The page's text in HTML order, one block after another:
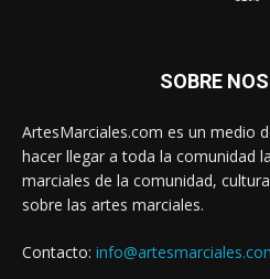
SOBRE
ArtesMarciales.com es un medio
hacer llegar a toda la comunidad
marciales de la comunidad,
sobre las artes marciales.
Contacto: